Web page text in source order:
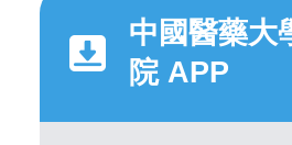
中國醫藥大
院 APP